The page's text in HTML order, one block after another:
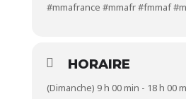
#mmafrance #mmafr#fmmaf
HORAIRE
(Dimanche) 9 h 00 min - 18 h 00